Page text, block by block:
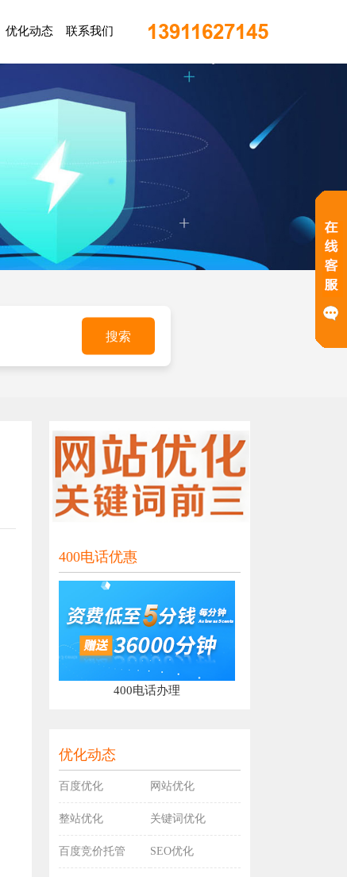
优化动态 联系我们 13911627145
搜索
400电话优惠
400电话办理
优化动态
百度优化 网站优化
整站优化 关键词优化
百度竞价托管 SEO优化